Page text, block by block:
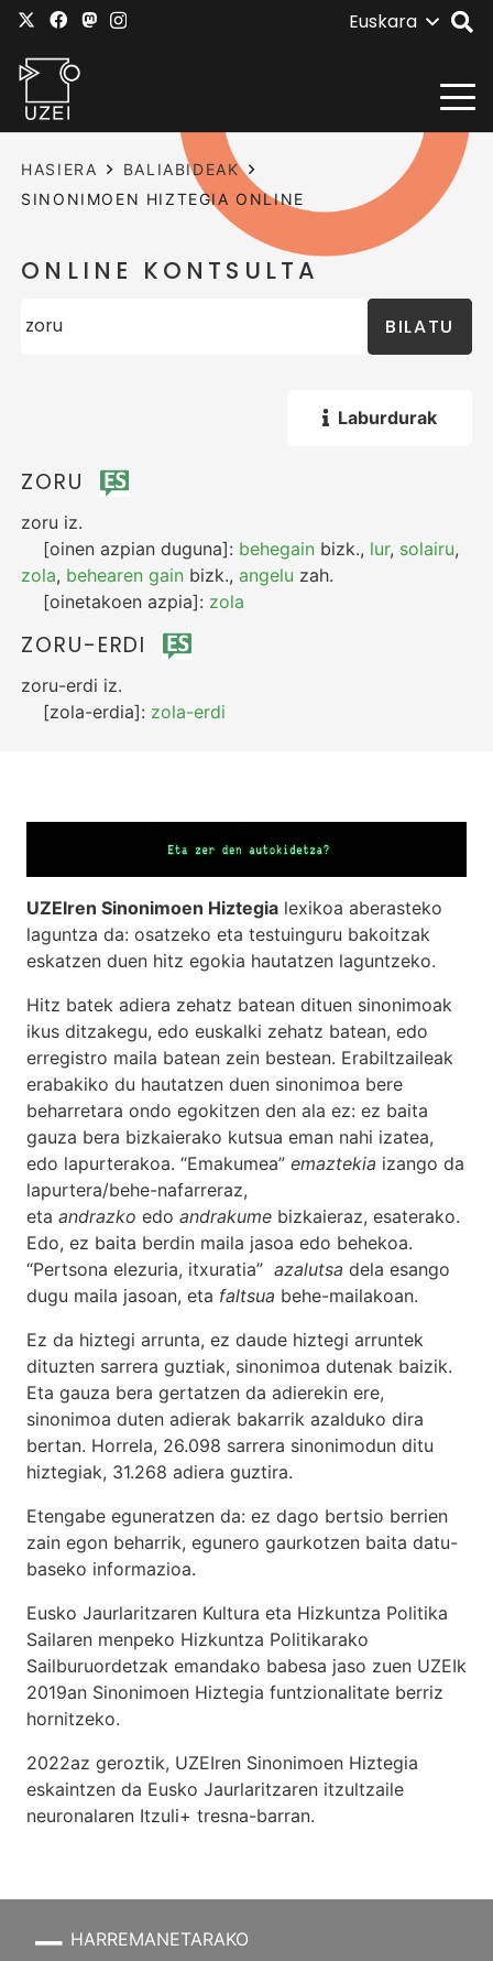
Euskara
HASIERA
BALIABIDEAK
SINONIMOEN HIZTEGIA ONLINE
ONLINE KONTSULTA
BILATU
Laburdurak
ZORU
zoru iz.
[oinen azpian duguna]: behegain bizk., lur, solairu,
zola, behearen gain bizk.,angelu zah.
[oinetakoen azpia]: zola
ZORU-ERDI
zoru-erdi iz.
[zola-erdia]: zola-erdi
UZEIren Sinonimoen Hiztegia lexikoa aberasteko
laguntza da: osatzeko eta testuinguru bakoitzak
eskatzen duen hitz egokia hautatzen laguntzeko.
Hitz batek adiera zehatz batean dituen sinonimoak
ikus ditzakegu, edo euskalki zehatz batean, edo
erregistro maila batean zein bestean. Erabiltzaileak
erabakiko du hautatzen duen sinonimoa bere
beharretara ondo egokitzen den ala ez: ez baita
gauza bera bizkaierako kutsua eman nahi izatea,
edo lapurterakoa. “Emakumea” emaztekia izango da
lapurtera/behe-nafarreraz,
eta andrazko edo andrakume bizkaieraz, esaterako.
Edo, ez baita berdin maila jasoa edo behekoa.
“Pertsona elezuria, itxuratia” azalutsa dela esango
dugu maila jasoan, eta faltsua behe-mailakoan.
Ez da hiztegi arrunta, ez daude hiztegi arruntek
dituzten sarrera guztiak, sinonimoa dutenak baizik.
Eta gauza bera gertatzen da adierekin ere,
sinonimoa duten adierak bakarrik azalduko dira
bertan. Horrela, 26.098 sarrera sinonimodun ditu
hiztegiak, 31.268 adiera guztira.
Etengabe eguneratzen da: ez dago bertsio berrien
zain egon beharrik, egunero gaurkotzen baita datu-
baseko informazioa.
Eusko Jaurlaritzaren Kultura eta Hizkuntza Politika
Sailaren menpeko Hizkuntza Politikarako
Sailburuordetzak emandako babesa jaso zuen UZEIk
2019an Sinonimoen Hiztegia funtzionalitate berriz
hornitzeko.
2022az geroztik, UZEIren Sinonimoen Hiztegia
eskaintzen da Eusko Jaurlaritzaren itzultzaile
neuronalaren Itzuli+ tresna-barran.
HARREMANETARAKO